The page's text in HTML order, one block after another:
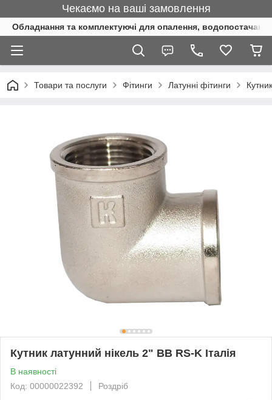
Чекаємо на ваші замовлення
Обладнання та комплектуючі для опалення, водопостачання
Товари та послуги Фітинги Латунні фітинги
Кутник латунний нікель 2" ВВ RS-K Італія
В наявності
Код: 00000022392
Роздріб